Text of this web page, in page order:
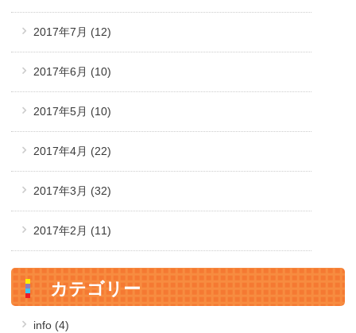
2017年7月 (12)
2017年6月 (10)
2017年5月 (10)
2017年4月 (22)
2017年3月 (32)
2017年2月 (11)
カテゴリー
info (4)